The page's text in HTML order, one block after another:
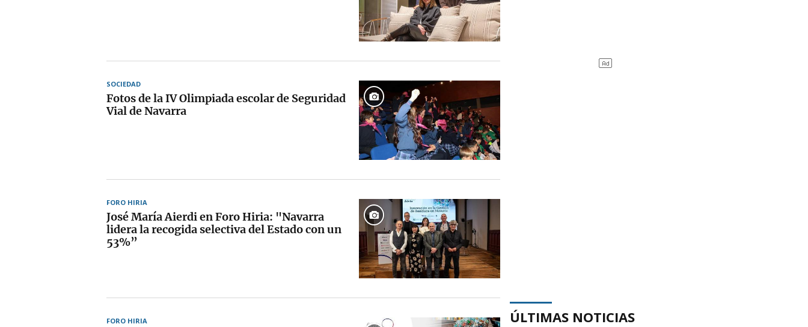
SOCIEDAD
Fotos de la IV Olimpiada escolar de Seguridad
Vial de Navarra
FORO HIRIA
José María Aierdi en Foro Hiria: "Navarra
lidera la recogida selectiva del Estado con un
53%”
FORO HIRIA ÚLTIMAS NOTICIAS